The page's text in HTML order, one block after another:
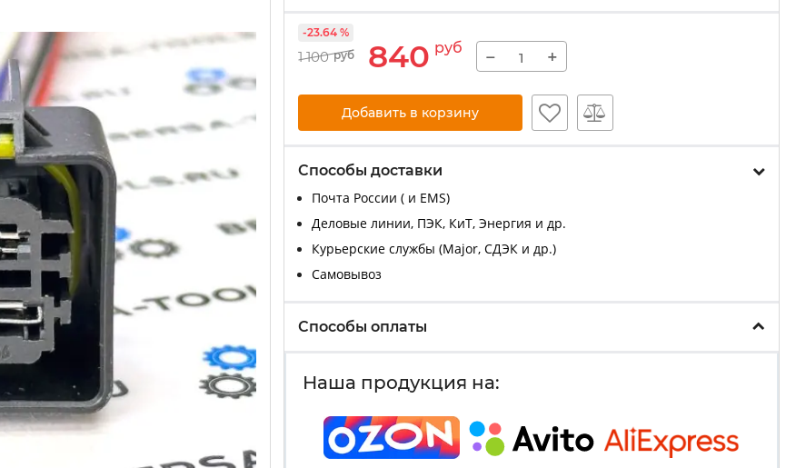
1 100 руб 840 руб
-23.64 %
− +
Добавить в корзину
Способы доставки
Почта России ( и EMS)
Деловые линии, ПЭК, КиТ, Энергия и др.
Курьерские службы (Major, СДЭК и др.)
Самовывоз
Способы оплаты
Наша продукция на: